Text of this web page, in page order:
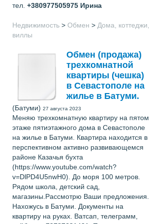
тел. +380977505975 Ирина
Недвижимость > Обмен > Дома, коттеджи,
виллы
Обмен (продажа)
трехкомнатной
квартиры (чешка)
в Севастополе на
жилье в Батуми.
(Батуми) 27 августа 2023
Меняю трехкомнатную квартиру на пятом
этаже пятиэтажного дома в Севастополе
на жилье в Батуми. Квартира находится в
перспективном активно развивающемся
районе Казачья бухта
(https://www.youtube.com/watch?
v=DlPD4U5nwH0). До моря 100 метров.
Рядом школа, детский сад,
магазины.Рассмотрю Ваши предложения.
Нахожусь в Батуми. Документы на
квартиру на руках. Ватсап, телеграмм,